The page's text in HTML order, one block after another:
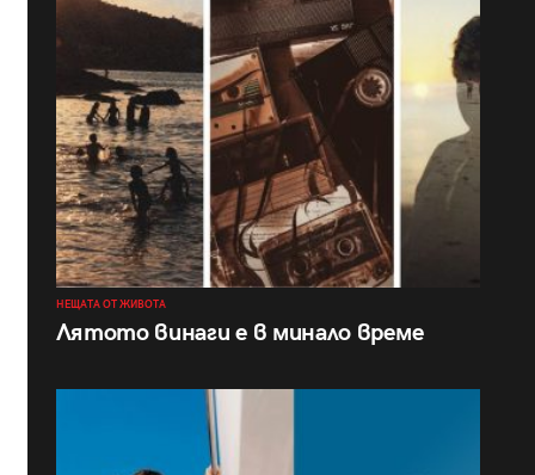
НЕЩАТА ОТ ЖИВОТА
Лятото винаги е в минало време